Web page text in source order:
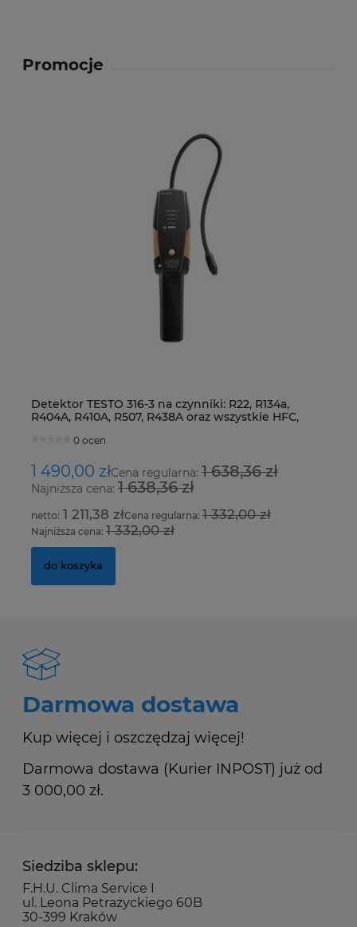
Promocje
Detektor TESTO 316-3 na czynniki: R22, R134a,
R404A, R410A, R507, R438A oraz wszystkie HFC,
0 ocen
1 490,00 złCena regularna: 1 638,36 zł
Najniższa cena: 1 638,36 zł
1 211,38 złCena regularna:1 332,00 zł
Najniższa cena: 1 332,00 zł
do koszyka
Darmowa dostawa
Kup więcej i oszczędzaj więcej!
Darmowa dostawa (Kurier INPOST) już od
3 000,00 zł.
Siedziba sklepu:
F.H.U. Clima Service I
ul. Leona Petrażyckiego 60B
30-399 Kraków